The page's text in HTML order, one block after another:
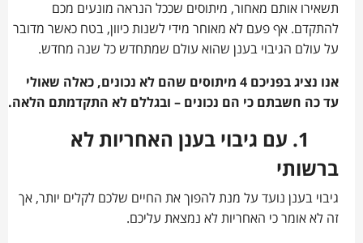
תשאירו אותם מאחור, מיתוסים שככל הנראה מונעים מכם
להתקדם. אף פעם לא מאוחר מידי לשנות כיוון, בטח כאשר מדובר
על עולם הגיבוי בענן שהוא עולם שמתחדש כל שנה מחדש.
אנו נציג בפניכם 4 מיתוסים שהם לא נכונים, כאלה שאולי
עד כה חשבתם כי הם נכונים – ובגללם לא התקדמתם הלאה.
1. עם גיבוי בענן האחריות לא
ברשותי
גיבוי בענן נועד על מנת להפוך את החיים שלכם לקלים יותר, אך
זה לא אומר כי האחריות לא נמצאת עליכם.